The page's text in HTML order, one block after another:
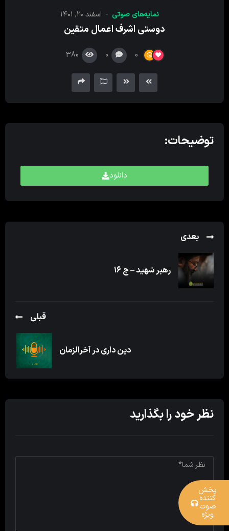
نمایه‌های صوتی اسفند ۲۰, ۱۴۰۱
دوستی اشرف اعمال متقین
0
0
380
توضیحات:
دانلود
بعدی
رهبر شهید – ج ۱۶
قبلی
دین داری در آخرالزمان
نظر خود را بگذارید
پخش
کننده
صوت
ویژه